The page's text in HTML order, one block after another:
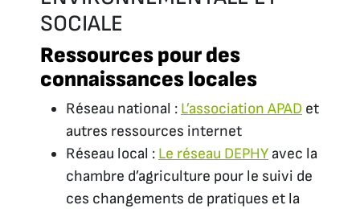
SOCIALE
Ressources pour des
connaissances locales
Réseau national : L’association APAD et
autres ressources internet
Réseau local : Le réseau DEPHY avec la
chambre d’agriculture pour le suivi de
ces changements de pratiques et la